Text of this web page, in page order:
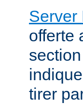
Server
offerte
tirer